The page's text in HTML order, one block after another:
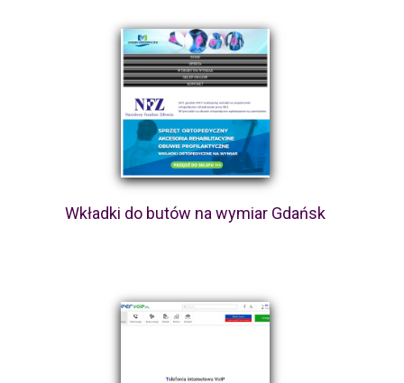
Wkładki do butów na wymiar Gdańsk